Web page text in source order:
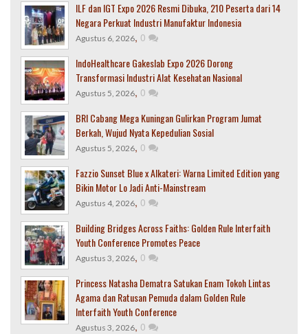
ILF dan IGT Expo 2026 Resmi Dibuka, 210 Peserta dari 14
Negara Perkuat Industri Manufaktur Indonesia
Agustus 6, 2026, 0
IndoHealthcare Gakeslab Expo 2026 Dorong
Transformasi Industri Alat Kesehatan Nasional
Agustus 5, 2026, 0
BRI Cabang Mega Kuningan Gulirkan Program Jumat
Berkah, Wujud Nyata Kepedulian Sosial
Agustus 5, 2026, 0
Fazzio Sunset Blue x Alkateri: Warna Limited Edition yang
Bikin Motor Lo Jadi Anti-Mainstream
Agustus 4, 2026, 0
Building Bridges Across Faiths: Golden Rule Interfaith
Youth Conference Promotes Peace
Agustus 3, 2026, 0
Princess Natasha Dematra Satukan Enam Tokoh Lintas
Agama dan Ratusan Pemuda dalam Golden Rule
Interfaith Youth Conference
Agustus 3, 2026, 0